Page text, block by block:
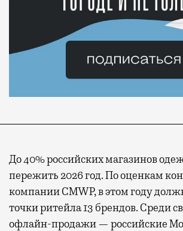
До 40% российских магазинов
пережить 2026 год. По оценкам
компании CMWP, в этом году
точки ритейла 13 брендов. Среди
офлайн-продажи — российские